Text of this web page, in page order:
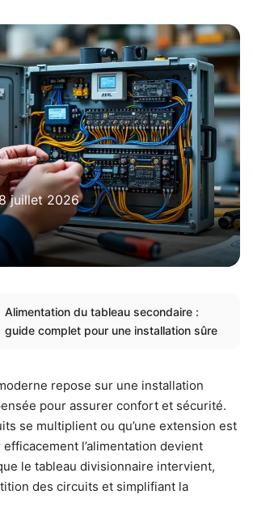
8 juillet 2026
Alimentation du tableau secondaire :
guide complet pour une installation sûre
repose sur une installation
pour assurer confort et sécurité.
se multiplient ou qu’une extension est
l’alimentation devient
le tableau divisionnaire intervient,
des circuits et simplifiant la